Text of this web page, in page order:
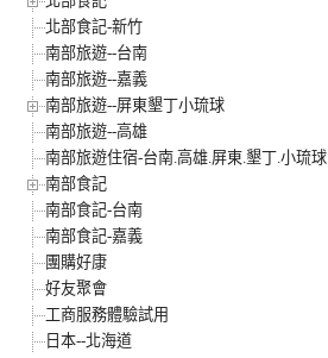
北部食記-新竹
南部旅遊--台南
南部旅遊--嘉義
南部旅遊--屏東墾丁小琉球
南部旅遊--高雄
南部旅遊住宿-台南.高雄.屏東.墾丁.小琉球
南部食記
南部食記-台南
南部食記-嘉義
團購好康
好友聚會
工商服務體驗試用
日本--北海道